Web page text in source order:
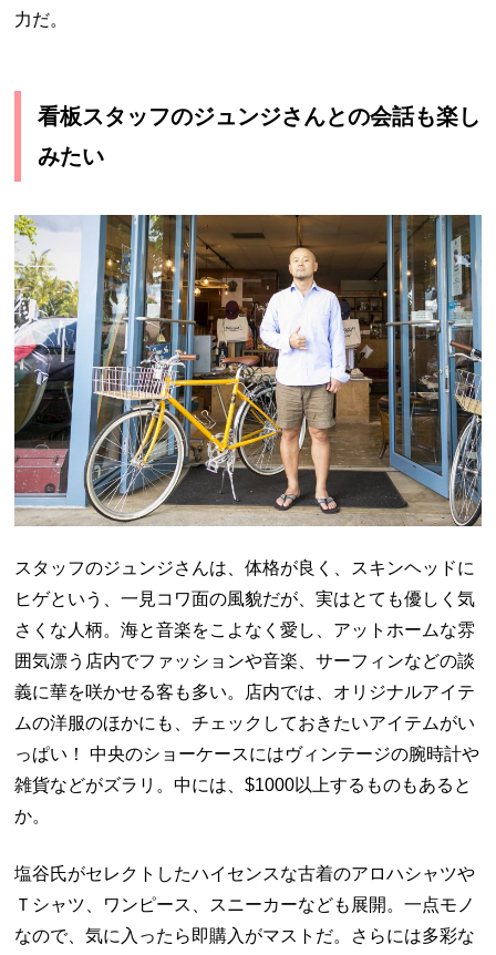
力だ。
看板スタッフのジュンジさんとの会話も楽し
みたい
スタッフのジュンジさんは、体格が良く、スキンヘッドに
ヒゲという、一見コワ面の風貌だが、実はとても優しく気
さくな人柄。海と音楽をこよなく愛し、アットホームな雰
囲気漂う店内でファッションや音楽、サーフィンなどの談
義に華を咲かせる客も多い。店内では、オリジナルアイテ
ムの洋服のほかにも、チェックしておきたいアイテムがい
っぱい！ 中央のショーケースにはヴィンテージの腕時計や
雑貨などがズラリ。中には、$1000以上するものもあると
か。
塩谷氏がセレクトしたハイセンスな古着のアロハシャツや
Ｔシャツ、ワンピース、スニーカーなども展開。一点モノ
なので、気に入ったら即購入がマストだ。さらには多彩な